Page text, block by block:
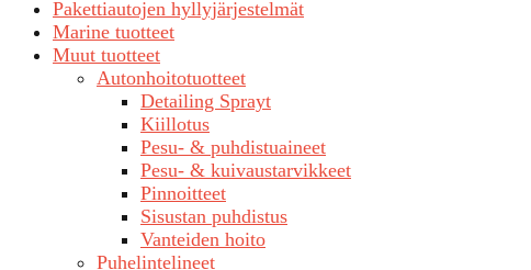
Pakettiautojen hyllyjärjestelmät
Marine tuotteet
Muut tuotteet
Autonhoitotuotteet
Detailing Sprayt
Kiillotus
Pesu- & puhdistuaineet
Pesu- & kuivaustarvikkeet
Pinnoitteet
Sisustan puhdistus
Vanteiden hoito
Puhelintelineet